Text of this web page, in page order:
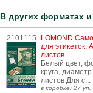
В других форматах
2101115
LOMOND
для этикеток,
листов
Белый цвет,
круга,
листов Для с...
в коробке: 27 уп.